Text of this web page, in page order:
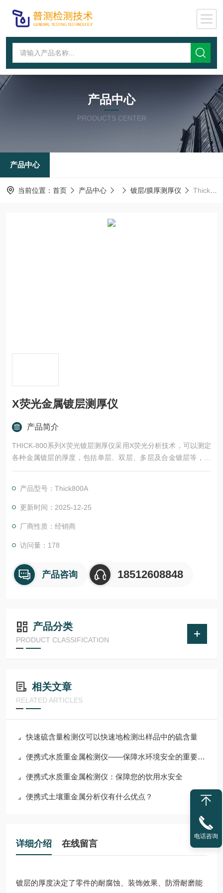
产品中心
PRODUCTS CENTER
产品中心
当前位置： 首页 产品中心 镀层/膜厚测厚仪 Thick800AX荧光金属镀层测厚仪
X荧光金属镀层测厚仪
产品简介
THICK-800系列X荧光镀层测厚仪采用X荧光分析技术，可以测定
各种金属镀层的厚度，包括单层、双层、多层及合金镀层等，可
以进行电镀液的成分浓度测定。
产品型号：Thick800A
更新时间：2025-12-25
厂商性质：经销商
访问量：178
产品咨询 18512608848
产品分类
PRODUCT CLASSIFICATION
相关文章
RELATED ARTICLES
快速硫含量检测仪可以快速地检测出样品中的硫含量
便携式水质重金属检测仪——保障水环境安全的重要工具
便携式水质重金属检测仪：保障您的饮用水安全
便携式土壤重金属分析仪有什么优点？
详细介绍 在线留言
镀层的厚度决定了零件的耐腐蚀、装饰效果、防滑耐磨能
电话咨询